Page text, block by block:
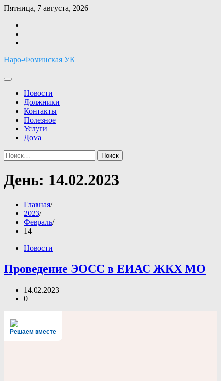
Перейти
содержимому
Пятница, 7 августа, 2026
Наро-Фоминская УК
Новости
Должники
Контакты
Полезное
Услуги
Дома
Найти:
День: 14.02.2023
Главная
2023
Февраль
14
Новости
Проведение ЭОСС в ЕИАС ЖКХ МО
14.02.2023
0
Решаем вместе